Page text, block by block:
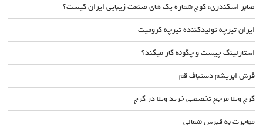
صابر اسکندری، کوچ شماره یک های صنعت زیبایی ایران کیست؟
ایران تیرچه تولیدکننده تیرچه کرومیت
استارلینک چیست و چگونه کار میکند؟
فرش ابریشم دستباف قم
کرج ویلا مرجع تخصصی خرید ویلا در کرج
مهاجرت به قبرس شمالی